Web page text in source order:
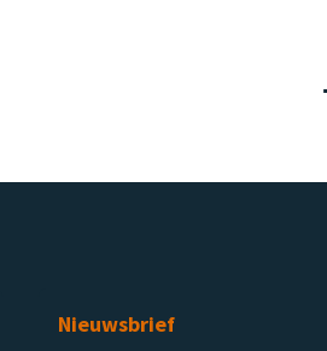
Nieuwsbrief